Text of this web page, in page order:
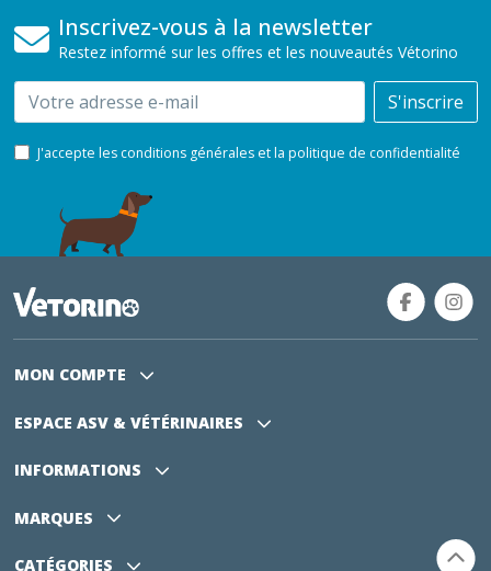
Inscrivez-vous à la newsletter
Restez informé sur les offres et les nouveautés Vétorino
Email S'inscrire
J'accepte les conditions générales et la politique de confidentialité
MON COMPTE
ESPACE ASV & VÉTÉRINAIRES
INFORMATIONS
MARQUES
CATÉGORIES